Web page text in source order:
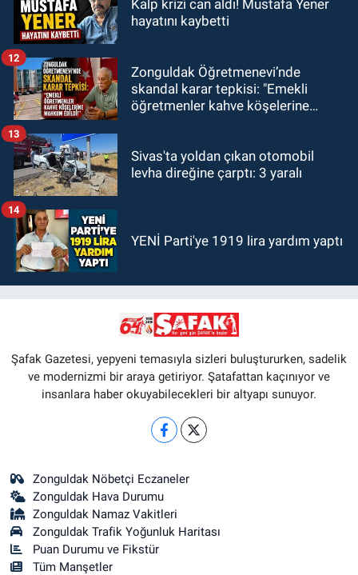
Kalp krizi can aldı! Mustafa Yener
hayatını kaybetti
Zonguldak Öğretmenevi’nde
skandal karar tepkisi: "Emekli
öğretmenler kahve köşelerine
12
Sivas'ta yoldan çıkan otomobil
levha direğine çarptı: 3 yaralı
13
YENİ Parti'ye 1919 lira yardım yaptı
14
Şafak Gazetesi, yepyeni temasıyla sizleri buluştururken, sadelik
ve modernizmi bir araya getiriyor. Şatafattan kaçınıyor ve
insanlara haber okuyabilecekleri bir altyapı sunuyor.
Zonguldak Nöbetçi Eczaneler
Zonguldak Hava Durumu
Zonguldak Namaz Vakitleri
Zonguldak Trafik Yoğunluk Haritası
Puan Durumu ve Fikstür
Tüm Manşetler